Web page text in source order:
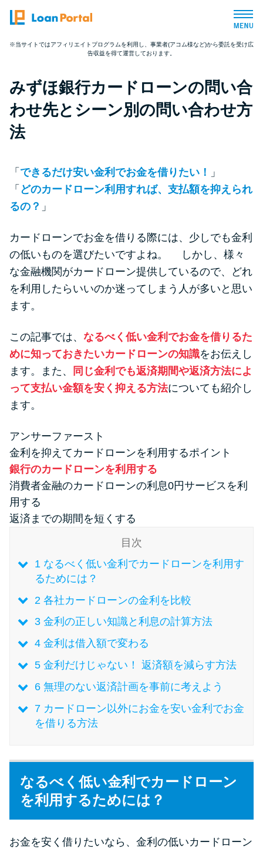
トップページ
おすすめコンテンツ
バレずに借りたい方向け
審査が不安な方向け
便利なコンテンツ
カードローンQ&A
特集ページ
カードローンの見直しで40万円
得した話
ードローン
特集ページ一覧
銀行カードローンを選ぶべき4つ
の理由
お金を借りる3つのポイント
種類・特徴別一覧
その他コラム
今月の家賃払えない…2ヵ月目に
は解決しないと危険な理由と対
処法3つ
※当サイトではアフィリエイトプログラムを利用し、事業者(アコム様など)から委託を受け広
告収益を得て運営しております。
みずほ銀行カードローンの問い合
わせ先とシーン別の問い合わせ方
法
「 できるだけ安い金利でお金を借りたい！
」
「 どのカードローン利用すれば、支払額を抑えられ
るの？ 」
カードローンでお金を借りる際には、少しでも金利
の低いものを選びたいですよね。 しかし、様々
な金融機関がカードローン提供しているので、どれ
を利用したらいいのか迷ってしまう人が多いと思い
ます。
この記事では、 なるべく低い金利でお金を借りるた
めに知っておきたいカードローンの知識をお伝えし
ます。また、
同じ金利でも返済期間や返済方法によ
って支払い金額を安く抑える方法についても紹介し
ます。
アンサーファースト
金利を抑えてカードローンを利用するポイント
銀行のカードローンを利用する
消費者金融のカードローンの利息0円サービスを利
用する
返済までの期間を短くする
目次
1 なるべく低い金利でカードローンを利用す
るためには？
2 各社カードローンの金利を比較
3金利の正しい知識と利息の計算方法
4金利は借入額で変わる
5金利だけじゃない！ 返済額を減らす方法
6無理のない返済計画を事前に考えよう
7カードローン以外にお金を安い金利でお金
を借りる方法
なるべく低い金利でカードローン
を利用するためには？
お金を安く借りたいなら、金利の低いカードローン